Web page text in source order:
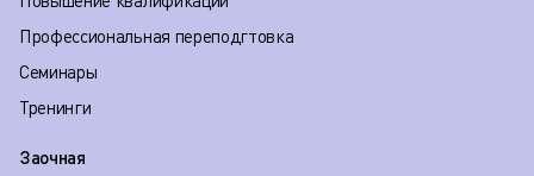
Профессиональная переподгтовка
Семинары
Тренинги
Заочная